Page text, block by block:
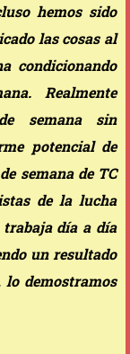
hemos sido
las cosas al
condicionando
Realmente
semana sin
potencial de
semana de TC
de la lucha
día a día
un resultado
lo demostramos